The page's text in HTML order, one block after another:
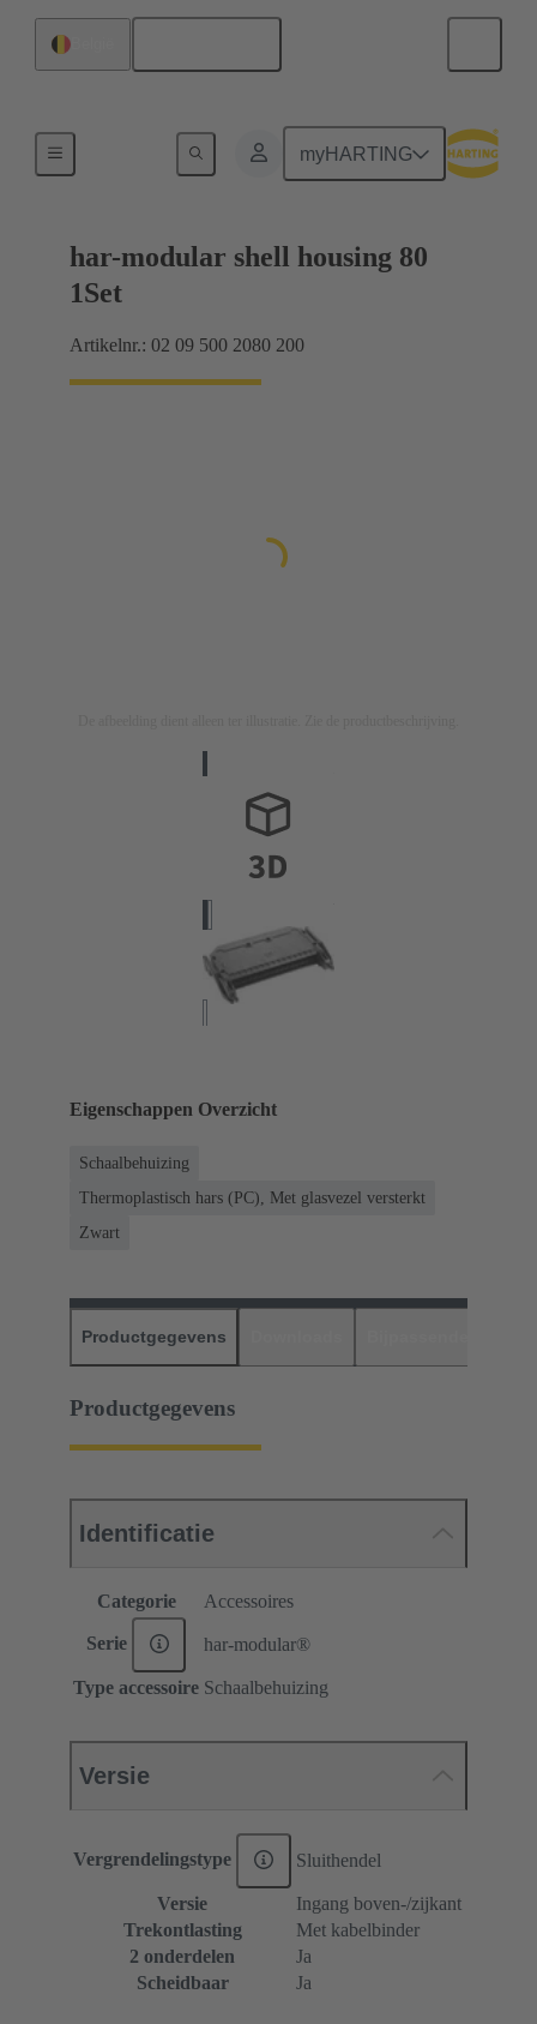
myHARTING
har-modular shell housing 80
1Set
Artikelnr.: 02 09 500 2080 200
Eigenschappen Overzicht
Schaalbehuizing
Thermoplastisch hars (PC), Met glasvezel versterkt
Zwart
Productgegevens
Productgegevens
Identificatie
Categorie Accessoires
Serie har-modular®
Type accessoire Schaalbehuizing
Versie
Vergrendelingstype Sluithendel
Versie
Ingang boven-/zijkant
Trekontlasting
Met kabelbinder
2 onderdelen
Ja
Scheidbaar
Ja